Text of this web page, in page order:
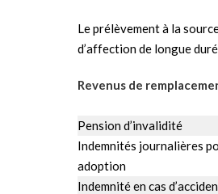
Le prélèvement à la
d’affection de longue
Revenus de
Pension d’invalidité
Indemnités journalières
adoption
Indemnité en cas